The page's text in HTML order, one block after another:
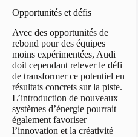
Opportunités et défis
Avec des opportunités de
rebond pour des équipes
moins expérimentées, Audi
doit cependant relever le défi
de transformer ce potentiel en
résultats concrets sur la piste.
L’introduction de nouveaux
systèmes d’énergie pourrait
également favoriser
l’innovation et la créativité